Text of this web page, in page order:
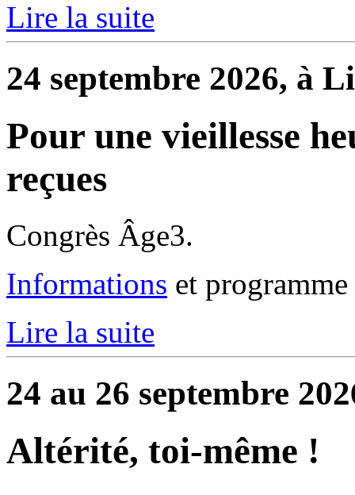
Lire la suite
24 septembre 2026, à
Pour une vieillesse
reçues
Congrès Âge3.
Informations et
Lire la suite
24 au 26 septembre
Altérité, toi-même !